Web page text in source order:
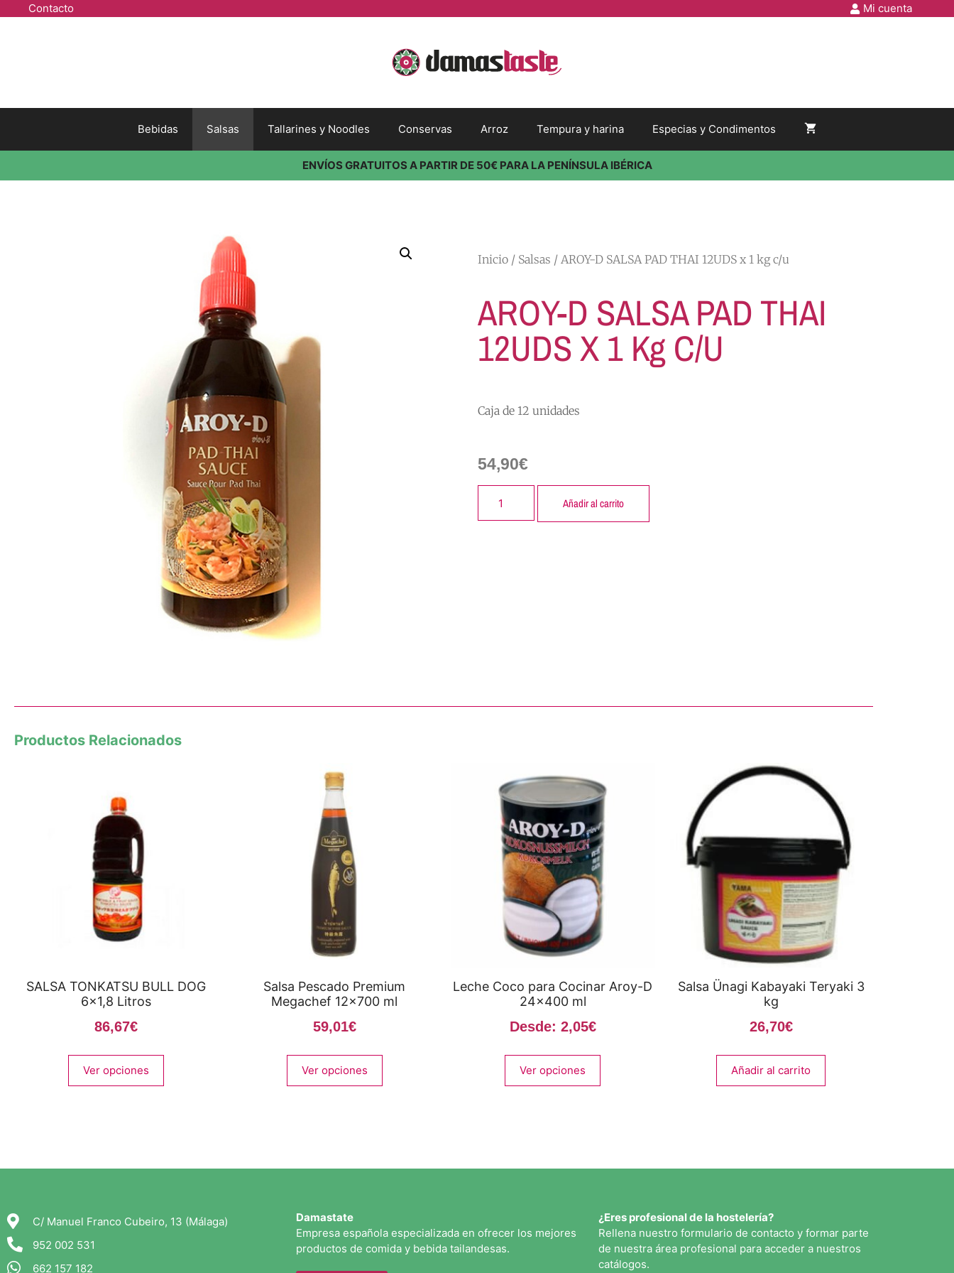
Contacto Mi cuenta
Bebidas Salsas Tallarines y Noodles Conservas Arroz Tempura y harina Especias y Condimentos
ENVÍOS GRATUITOS A PARTIR DE 50€ PARA LA PENÍNSULA IBÉRICA
Inicio / Salsas / AROY-D SALSA PAD THAI 12UDS x 1 kg c/u
AROY-D SALSA PAD THAI
12UDS X 1 Kg C/u
Caja de 12 unidades
54,90€
Añadir al carrito
Productos Relacionados
SALSA TONKATSU BULL DOG
6×1,8 Litros
86,67€
Ver opciones
Salsa Pescado Premium
Megachef 12×700 ml
59,01€
Ver opciones
Leche Coco para Cocinar Aroy-D
24×400 ml
Desde: 2,05€
Ver opciones
Salsa Ünagi Kabayaki Teryaki 3
kg
26,70€
Añadir al carrito
C/ Manuel Franco Cubeiro, 13 (Málaga)
952 002 531
662 157 182
Damastate
Empresa española especializada en ofrecer los mejores
productos de comida y bebida tailandesas.
¿Eres profesional de la hostelería?
Rellena nuestro formulario de contacto y formar parte
de nuestra área profesional para acceder a nuestros
catálogos.